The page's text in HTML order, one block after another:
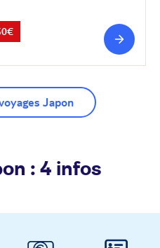
Japon
: 4 infos